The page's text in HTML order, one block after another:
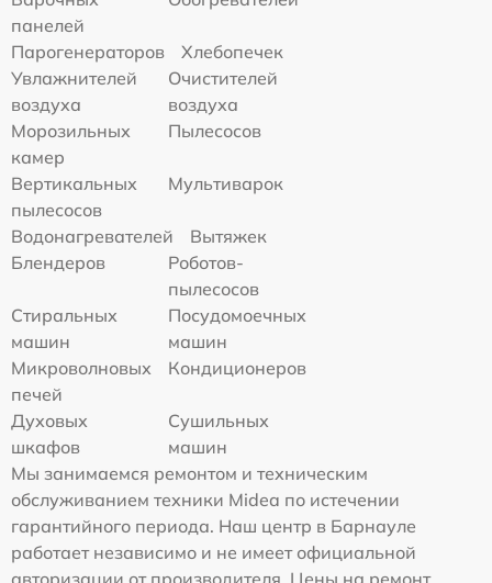
панелей
Парогенераторов
Хлебопечек
Увлажнителей
воздуха
Очистителей
воздуха
Морозильных
камер
Пылесосов
Вертикальных
пылесосов
Мультиварок
Водонагревателей
Вытяжек
Блендеров
Роботов-
пылесосов
Стиральных
машин
Посудомоечных
машин
Микроволновых
печей
Кондиционеров
Духовых
шкафов
Сушильных
машин
Мы занимаемся ремонтом и техническим
обслуживанием техники Midea по истечении
гарантийного периода. Наш центр в Барнауле
работает независимо и не имеет официальной
авторизации от производителя. Цены на ремонт,